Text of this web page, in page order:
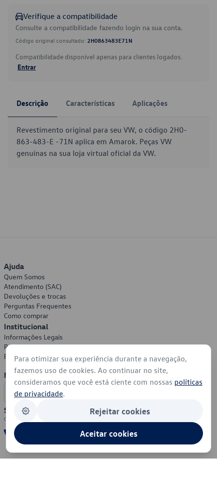
Verifique a compatibilidade
Consulte a compatibilidade fazendo login na sua conta.
Código original consultado: 2H0863483E71N
Compatibilidade disponível apenas para clientes logados.
Entrar
Descrição Características Aplicações
Revestimento original para seu VW, o código 2H0-
863-483-E -71N aplica em Amarok. Peças VW
genuínas na sua loja virtual oficial da VW.
Ajuda
Quem Somos
Atendimento (SAC)
Devoluções e trocas
Perguntas Frequentes
Como comprar
Institucional
Informações Legais
Política de Privacidade
Política de Cookies
Formas de Pagamento
Segurança
Para otimizar sua experiência durante a navegação,
fazemos uso de cookies. Ao continuar no site,
consideramos que você está ciente com nossas políticas
de privacidade.
Rejeitar cookies
Aceitar cookies